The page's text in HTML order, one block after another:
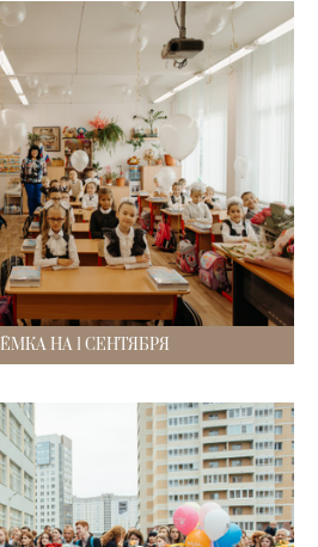
НА 1 СЕНТЯБРЯ